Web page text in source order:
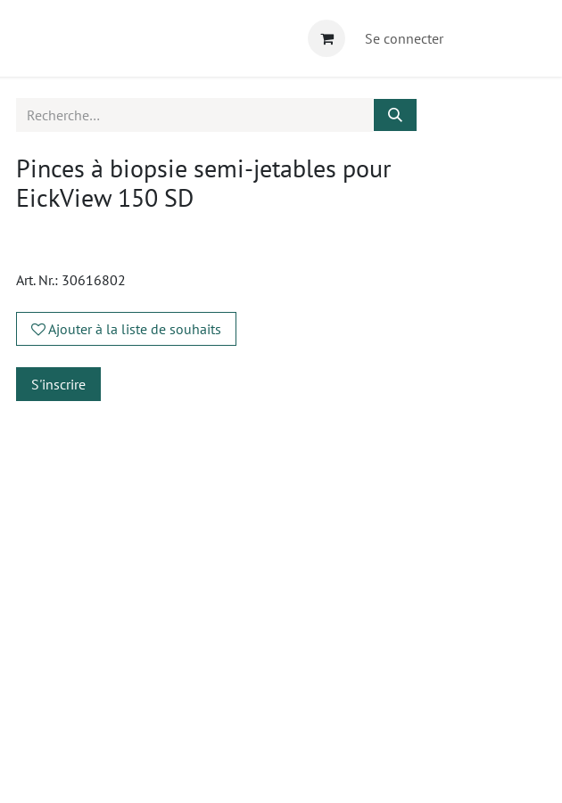
Se connecter
Pinces à biopsie semi-jetables pour
EickView 150 SD
Art. Nr.: 30616802
Ajouter à la liste de souhaits
S'inscrire